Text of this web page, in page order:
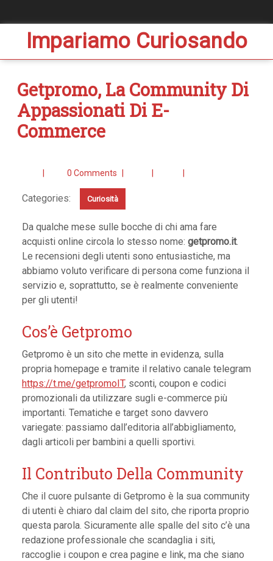
Impariamo Curiosando
Getpromo, La Community Di
Appassionati Di E-
Commerce
0 Comments
Categories: Curiosità
Da qualche mese sulle bocche di chi ama fare
acquisti online circola lo stesso nome: getpromo.it.
Le recensioni degli utenti sono entusiastiche, ma
abbiamo voluto verificare di persona come funziona il
servizio e, soprattutto, se è realmente conveniente
per gli utenti!
Cos’è Getpromo
Getpromo è un sito che mette in evidenza, sulla
propria homepage e tramite il relativo canale telegram
https://t.me/getpromoIT, sconti, coupon e codici
promozionali da utilizzare sugli e-commerce più
importanti. Tematiche e target sono davvero
variegate: passiamo dall’editoria all’abbigliamento,
dagli articoli per bambini a quelli sportivi.
Il Contributo Della Community
Che il cuore pulsante di Getpromo è la sua community
di utenti è chiaro dal claim del sito, che riporta proprio
questa parola. Sicuramente alle spalle del sito c’è una
redazione professionale che scandaglia i siti,
raccoglie i coupon e crea pagine e link, ma che siano